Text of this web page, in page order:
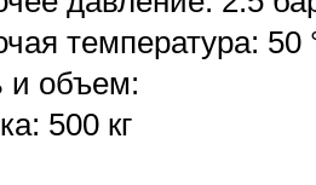
температура: 50
и объем:
500 кг